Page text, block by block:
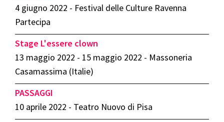
4 giugno 2022 - Festival delle Culture Ravenna
Partecipa
Stage L'essere clown
13 maggio 2022 - 15 maggio 2022 - Massoneria
Casamassima (Italie)
PASSAGGI
10 aprile 2022 - Teatro Nuovo di Pisa